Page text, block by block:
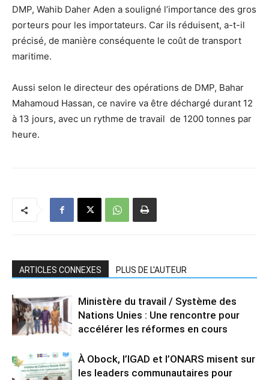
DMP, Wahib Daher Aden a souligné l’importance des gros
porteurs pour les importateurs. Car ils réduisent, a-t-il
précisé, de manière conséquente le coût de transport
maritime.
Aussi selon le directeur des opérations de DMP, Bahar
Mahamoud Hassan, ce navire va être déchargé durant 12
à 13 jours, avec un rythme de travail de 1200 tonnes par
heure.
ARTICLES CONNEXES PLUS DE L'AUTEUR
Ministère du travail / Système des
Nations Unies : Une rencontre pour
accélérer les réformes en cours
À Obock, l’IGAD et l’ONARS misent sur
les leaders communautaires pour